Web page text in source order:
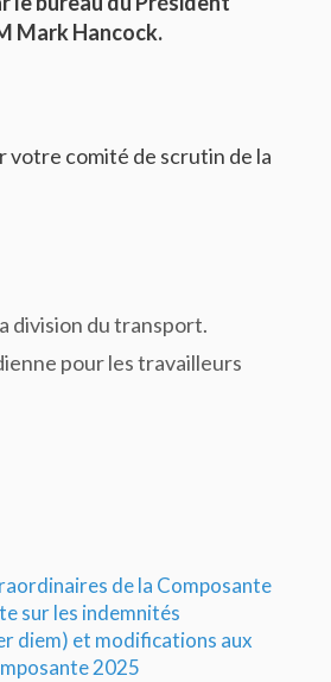
Mark Hancock.
votre comité de scrutin de la
division du transport.
pour les travailleurs
de la Composante
sur les indemnités
diem) et modifications aux
2025